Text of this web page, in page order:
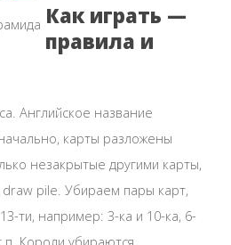
Как играть —
правила и
Английское название
карты разложены
незакрытые другими карты,
draw pile. Убираем пары карт,
ти, например: 3-ка и 10-ка, 6-